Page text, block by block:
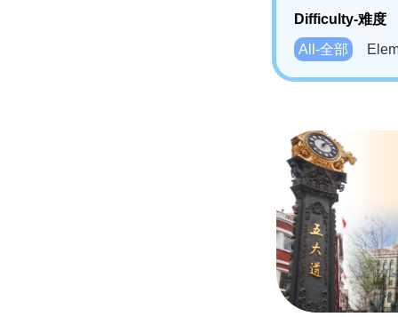
Difficulty-难度
All-全部